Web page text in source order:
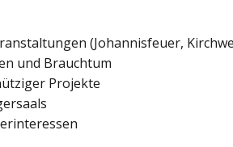
(Johannisfeuer,
und Brauchtum
Projekte